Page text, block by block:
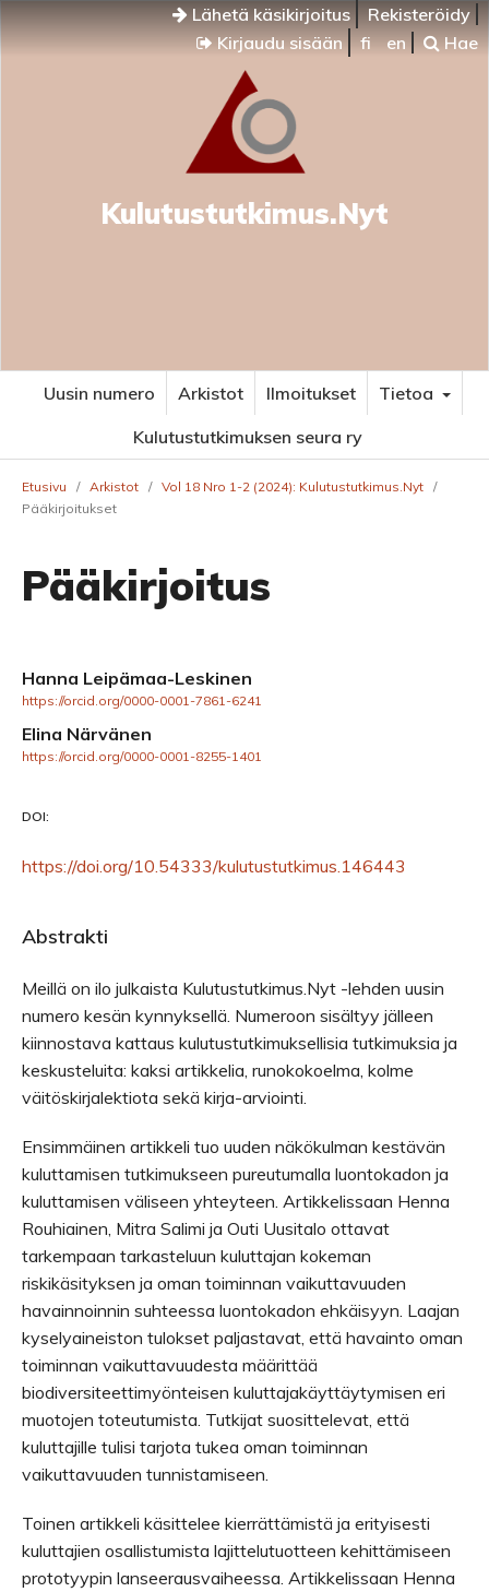
Lähetä käsikirjoitus
Rekisteröidy
Kirjaudu sisään
fi en Hae
Kulutustutkimus.Nyt
Uusin numero Arkistot Ilmoitukset
Tietoa
Kulutustutkimuksen seura ry
Etusivu / Arkistot / Vol 18 Nro 1-2 (2024): Kulutustutkimus.Nyt /
Pääkirjoitukset
Pääkirjoitus
Hanna Leipämaa-Leskinen
https://orcid.org/0000-0001-7861-6241
Elina Närvänen
https://orcid.org/0000-0001-8255-1401
DOI:
https://doi.org/10.54333/kulutustutkimus.146443
Abstrakti
Meillä on ilo julkaista Kulutustutkimus.Nyt -lehden uusin
numero kesän kynnyksellä. Numeroon sisältyy jälleen
kiinnostava kattaus kulutustutkimuksellisia tutkimuksia ja
keskusteluita: kaksi artikkelia, runokokoelma, kolme
väitöskirjalektiota sekä kirja-arviointi.
Ensimmäinen artikkeli tuo uuden näkökulman kestävän
kuluttamisen tutkimukseen pureutumalla luontokadon ja
kuluttamisen väliseen yhteyteen. Artikkelissaan Henna
Rouhiainen, Mitra Salimi ja Outi Uusitalo ottavat
tarkempaan tarkasteluun kuluttajan kokeman
riskikäsityksen ja oman toiminnan vaikuttavuuden
havainnoinnin suhteessa luontokadon ehkäisyyn. Laajan
kyselyaineiston tulokset paljastavat, että havainto oman
toiminnan vaikuttavuudesta määrittää
biodiversiteettimyönteisen kuluttajakäyttäytymisen eri
muotojen toteutumista. Tutkijat suosittelevat, että
kuluttajille tulisi tarjota tukea oman toiminnan
vaikuttavuuden tunnistamiseen.
Toinen artikkeli käsittelee kierrättämistä ja erityisesti
kuluttajien osallistumista lajittelutuotteen kehittämiseen
prototyypin lanseerausvaiheessa. Artikkelissaan Henna